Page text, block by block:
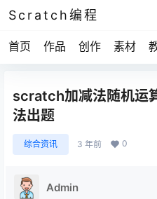
Scratch编程
首页 作品 创作 素材
scratch加减法随机运
法出题
综合资讯 3 年前 0
Admin